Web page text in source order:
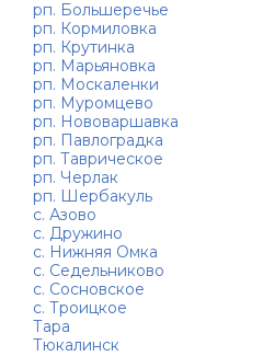
рп. Большеречье
рп. Кормиловка
рп. Крутинка
рп. Марьяновка
рп. Москаленки
рп. Муромцево
рп. Нововаршавка
рп. Павлоградка
рп. Таврическое
рп. Черлак
рп. Шербакуль
с. Азово
с. Дружино
с. Нижняя Омка
с. Седельниково
с. Сосновское
с. Троицкое
Тара
Тюкалинск